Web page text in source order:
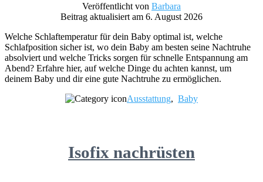
Veröffentlicht von Barbara
Beitrag aktualisiert am 6. August 2026
Welche Schlaftemperatur für dein Baby optimal ist, welche
Schlafposition sicher ist, wo dein Baby am besten seine Nachtruhe
absolviert und welche Tricks sorgen für schnelle Entspannung am
Abend? Erfahre hier, auf welche Dinge du achten kannst, um
deinem Baby und dir eine gute Nachtruhe zu ermöglichen.
Ausstattung, Baby
Isofix nachrüsten